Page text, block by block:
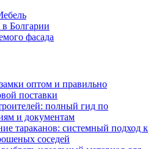
Болгарии
фасада
оптом и правильно
поставки
полный гид по
и документам
тараканов: системный подход к
соседей